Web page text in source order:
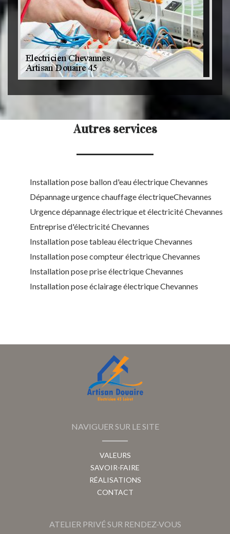
Autres services
Installation pose ballon d'eau électrique Chevannes
Dépannage urgence chauffage électriqueChevannes
Urgence dépannage électrique et électricité Chevannes
Entreprise d'électricité Chevannes
Installation pose tableau électrique Chevannes
Installation pose compteur électrique Chevannes
Installation pose prise électrique Chevannes
Installation pose éclairage électrique Chevannes
NAVIGUER SUR LE SITE
VALEURS
SAVOIR-FAIRE
RÉALISATIONS
CONTACT
ATELIER PRIVÉ SUR RENDEZ-VOUS